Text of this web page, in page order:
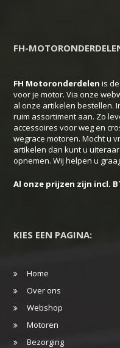
optie
gekozen
worden
op
de
productpagina
FH-
FH Motoronderdelen is
voor je motor. Via onze
al onze artikelen bestellen.
ruim assortiment aan. Zo
accessoires voor weg en
wegrace motoren. Mocht u
artikelen dan kunt u
opnemen. Wij helpen u
Al onze prijzen zijn incl.
KIES EEN PAGINA:
Home
Over ons
Webshop
Motoren
Bezorging